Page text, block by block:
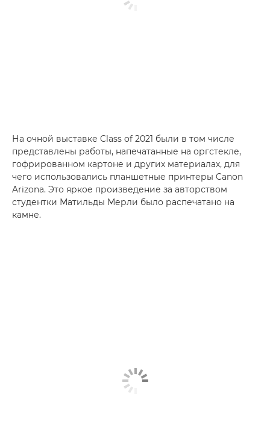
На очной выставке Class of 2021 были в том числе
представлены работы, напечатанные на оргстекле,
гофрированном картоне и других материалах, для
чего использовались планшетные принтеры Canon
Arizona. Это яркое произведение за авторством
студентки Матильды Мерли было распечатано на
камне.